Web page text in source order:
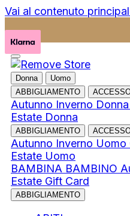
Vai al contenuto
Donna
Uomo
ABBIGLIAMENTO
Autunno Inverno Donna
Estate Donna
ABBIGLIAMENTO
Autunno Inverno Uomo
Estate Uomo
BAMBINA BAMBINO
Estate Gift Card
ABBIGLIAMENTO